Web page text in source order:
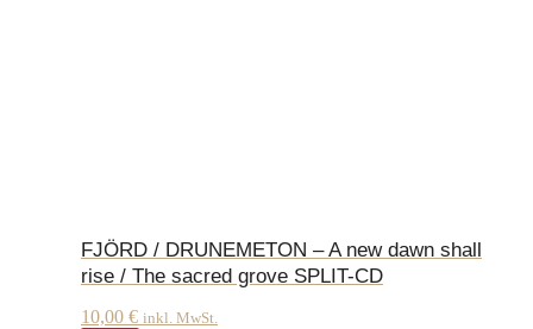
FJÖRD / DRUNEMETON – A new dawn shall
rise / The sacred grove SPLIT-CD
10,00 € inkl. MwSt.